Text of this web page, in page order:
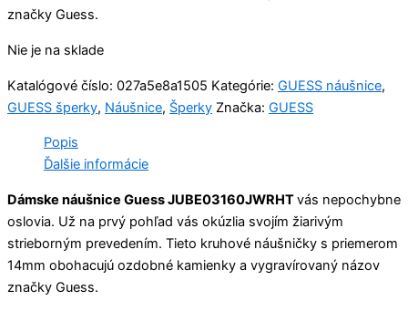
značky Guess.
Nie je na sklade
Katalógové číslo: 027a5e8a1505 Kategórie: GUESS náušnice,
GUESS šperky, Náušnice, Šperky Značka: GUESS
Popis
Ďalšie informácie
Dámske náušnice Guess JUBE03160JWRHTvás nepochybne
oslovia. Už na prvý pohľad vás okúzlia svojím žiarivým
strieborným prevedením. Tieto kruhové náušničky s priemerom
14mm obohacujú ozdobné kamienky a vygravírovaný názov
značky Guess.